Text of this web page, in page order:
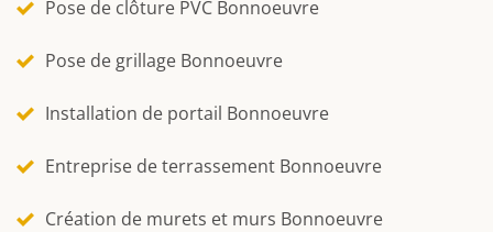
Pose de clôture PVC Bonnoeuvre
Pose de grillage Bonnoeuvre
Installation de portail Bonnoeuvre
Entreprise de terrassement Bonnoeuvre
Création de murets et murs Bonnoeuvre